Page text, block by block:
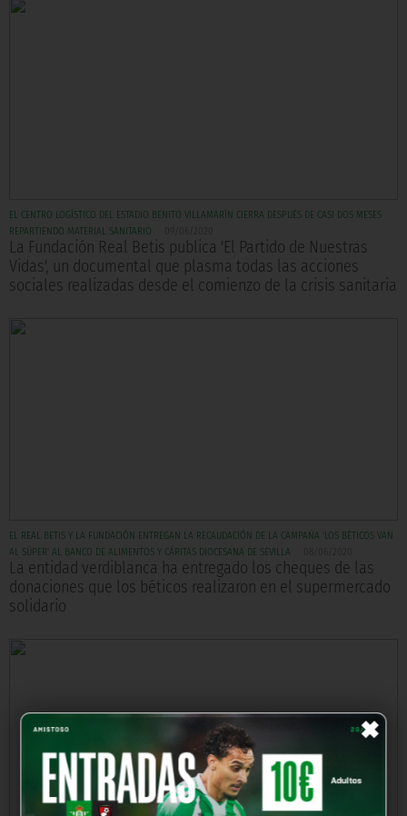
×
EL CENTRO LOGÍSTICO DEL ESTADIO BENITO VILLAMARÍN CIERRA DESPUÉS DE CASI DOS MESES
REPARTIENDO MATERIAL SANITARIO
La Fundación Real Betis publica 'El Partido de Nuestras
Vidas', un documental que plasma todas las acciones
sociales realizadas desde el comienzo de la crisis sanitaria
EL REAL BETIS Y LA FUNDACIÓN ENTREGAN LA RECAUDACIÓN DE LA CAMPAÑA 'LOS BÉTICOS VAN
AL SÚPER' AL BANCO DE ALIMENTOS Y CÁRITAS DIOCESANA DE SEVILLA
La entidad verdiblanca ha entregado los cheques de las
donaciones que los béticos realizaron en el supermercado
solidario